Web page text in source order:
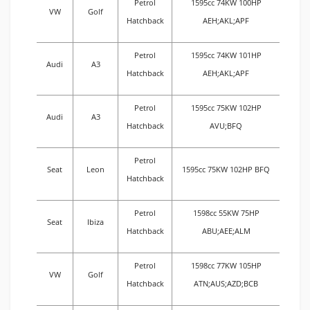
VW Golf
Petrol
Hatchback
1595cc 74KW 100HP
AEH;AKL;APF
Audi A3
Petrol
Hatchback
1595cc 74KW 101HP
AEH;AKL;APF
Audi A3
Petrol
Hatchback
1595cc 75KW 102HP
AVU;BFQ
Seat Leon
Petrol
Hatchback
1595cc 75KW 102HP BFQ
Seat Ibiza
Petrol
Hatchback
1598cc 55KW 75HP
ABU;AEE;ALM
VW Golf
Petrol
Hatchback
1598cc 77KW 105HP
ATN;AUS;AZD;BCB